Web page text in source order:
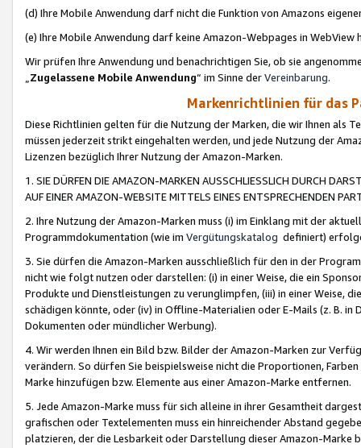
(d) Ihre Mobile Anwendung darf nicht die Funktion von Amazons
(e) Ihre Mobile Anwendung darf keine Amazon-Webpages in WebView
Wir prüfen Ihre Anwendung und benachrichtigen Sie, ob sie
„Zugelassene Mobile Anwendung“ im Sinne derVereinbarung.
Markenrichtlinien für das
Diese Richtlinien gelten für die Nutzung der Marken, die wir Ihnen als
müssen jederzeit strikt eingehalten werden, und jede Nutzung der
Lizenzen bezüglich Ihrer Nutzung der Amazon-Marken.
1. SIE DÜRFEN DIE AMAZON-MARKEN AUSSCHLIESSLICH DURCH
AUF EINER AMAZON-WEBSITE MITTELS EINES ENTSPRECHENDEN
2. Ihre Nutzung der Amazon-Marken muss (i) im Einklang mit der
Programmdokumentation (wie im Vergütungskatalog definiert)
3. Sie dürfen die Amazon-Marken ausschließlich für den in der
nicht wie folgt nutzen oder darstellen: (i) in einer Weise, die ein
Produkte und Dienstleistungen zu verunglimpfen, (iii) in einer Weise,
schädigen könnte, oder (iv) in Offline-Materialien oder E-Mails (z. B. in
Dokumenten oder mündlicher Werbung).
4. Wir werden Ihnen ein Bild bzw. Bilder der Amazon-Marken zur
verändern. So dürfen Sie beispielsweise nicht die Proportionen,
Marke hinzufügen bzw. Elemente aus einer Amazon-Marke entfernen.
5. Jede Amazon-Marke muss für sich alleine in ihrer Gesamtheit
grafischen oder Textelementen muss ein hinreichender Abstand
platzieren, der die Lesbarkeit oder Darstellung dieser Amazon-Marke